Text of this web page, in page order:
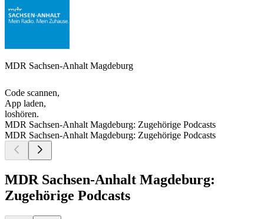
MDR Sachsen-Anhalt Magdeburg
Code scannen,
App laden,
loshören.
MDR Sachsen-Anhalt Magdeburg: Zugehörige Podcasts
MDR Sachsen-Anhalt Magdeburg: Zugehörige Podcasts
MDR Sachsen-Anhalt Magdeburg:
Zugehörige Podcasts